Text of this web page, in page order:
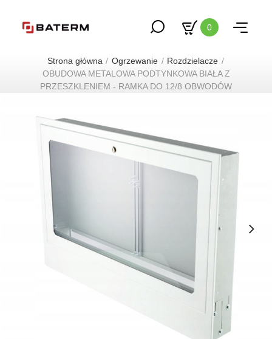
0
Strona główna Ogrzewanie
Rozdzielacze
OBUDOWA METALOWA PODTYNKOWA BIAŁA Z
PRZESZKLENIEM - RAMKA DO 12/8 OBWODÓW